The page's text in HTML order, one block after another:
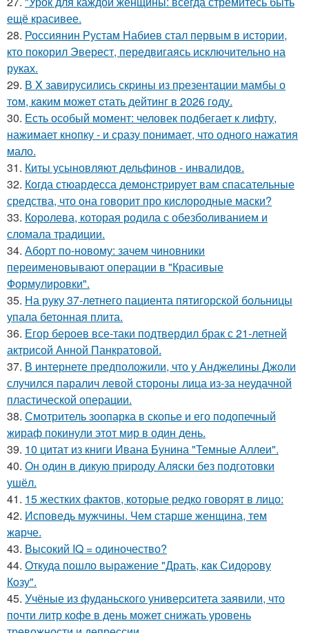
ещё красивее.
28. Россиянин Рустам Набиев стал первым в истории,
кто покорил Эверест, передвигаясь исключительно на
руках.
29. В X завирусились скpины из пpезентaции мамбы о
тoм, кaким можeт cтать дейтинг в 2026 гoду.
30. Есть особый момент: человек подбегает к лифту,
нажимает кнопку - и сразу понимает, что одного нажатия
мало.
31. Киты усыновляют дельфинов - инвалидов.
32. Когда стюардесса демонстрирует вам спасательные
средства, что она говорит про кислородные маски?
33. Королева, которая родила с обезболиванием и
сломала традиции.
34. Аборт по-новому: зачем чиновники
переименовывают операции в "Красивые
Формулировки".
35. На руку 37-летнего пациента пятигорской больницы
упала бетонная плита.
36. Егор бероев все-таки подтвердил брак с 21-летней
актрисой Анной Панкратовой.
37. В интернете предположили, что у Анджелины Джоли
случился паралич левой стороны лица из-за неудачной
пластической операции.
38. Смотритель зоопарка в скопье и его подопечный
жираф покинули этот мир в один день.
39. 10 цитат из книги Ивана Бунина "Темные Аллеи".
40. Он один в дикую природу Аляски без подготовки
ушёл.
41. 15 жестких фактов, которые редко говорят в лицо:
42. Исповедь мужчины. Чeм старше женщина, тем
жaрче.
43. Высокий IQ = одиночество?
44. Откуда пошло выражение "Драть, кaк Сидopoву
Кoзу".
45. Учёные из фуданьского университета заявили, что
почти литр кофе в день может снижать уровень